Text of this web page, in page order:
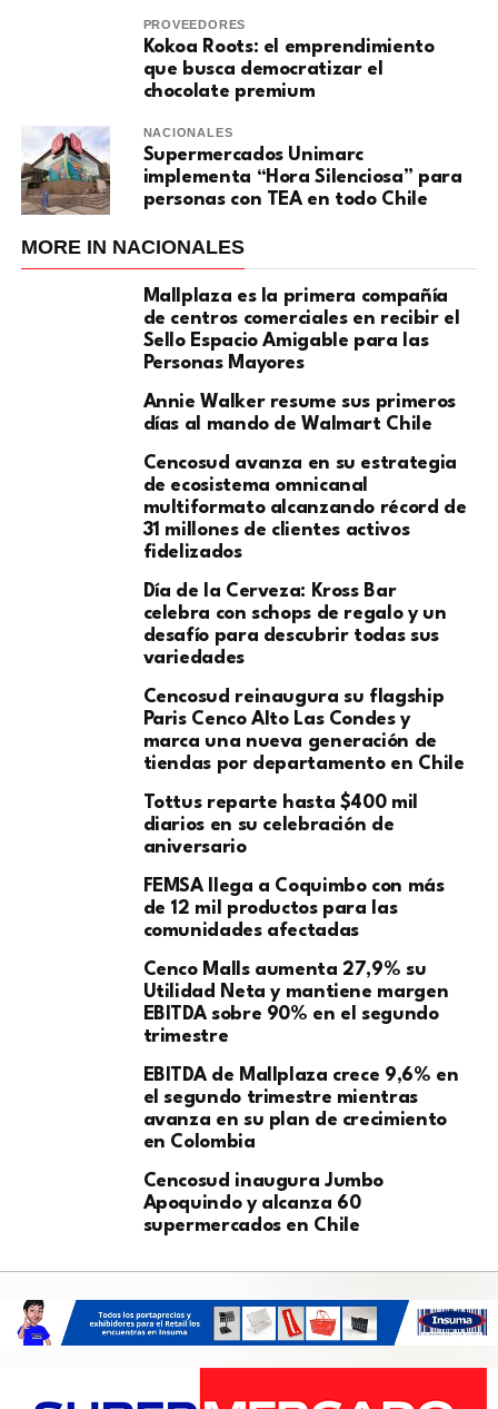
PROVEEDORES
Kokoa Roots: el emprendimiento
que busca democratizar el
chocolate premium
NACIONALES
Supermercados Unimarc
implementa “Hora Silenciosa” para
personas con TEA en todo Chile
MORE IN NACIONALES
Mallplaza es la primera compañía
de centros comerciales en recibir el
Sello Espacio Amigable para las
Personas Mayores
Annie Walker resume sus primeros
días al mando de Walmart Chile
Cencosud avanza en su estrategia
de ecosistema omnicanal
multiformato alcanzando récord de
31 millones de clientes activos
fidelizados
Día de la Cerveza: Kross Bar
celebra con schops de regalo y un
desafío para descubrir todas sus
variedades
Cencosud reinaugura su flagship
Paris Cenco Alto Las Condes y
marca una nueva generación de
tiendas por departamento en Chile
Tottus reparte hasta $400 mil
diarios en su celebración de
aniversario
FEMSA llega a Coquimbo con más
de 12 mil productos para las
comunidades afectadas
Cenco Malls aumenta 27,9% su
Utilidad Neta y mantiene margen
EBITDA sobre 90% en el segundo
trimestre
EBITDA de Mallplaza crece 9,6% en
el segundo trimestre mientras
avanza en su plan de crecimiento
en Colombia
Cencosud inaugura Jumbo
Apoquindo y alcanza 60
supermercados en Chile